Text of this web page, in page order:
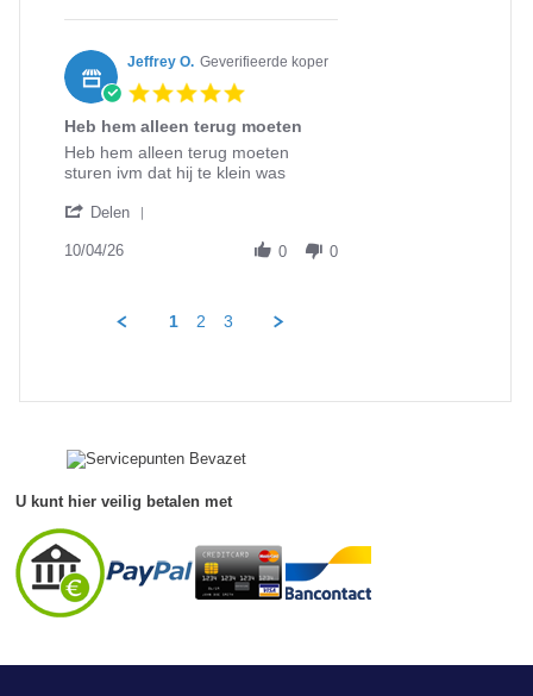
Lars
on
1
Jun
2026
Jeffrey O. Geverifieerde koper
rating
Heb hem alleen terug moeten
Review
by
O.
10
review
stating
hem
terug
Heb hem alleen terug moeten
sturen ivm dat hij te klein was
Delen
on
10/04/26 0 0
1 2 3
U kunt hier veilig betalen met